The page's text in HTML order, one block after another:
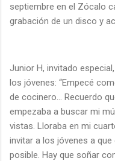
septiembre en el Zócalo
grabación de un disco y
Junior H, invitado
los jóvenes: “Empecé
de cocinero… Recuerdo
empezaba a buscar mi
vistas. Lloraba en mi
invitar a los jóvenes a
posible. Hay que soñar